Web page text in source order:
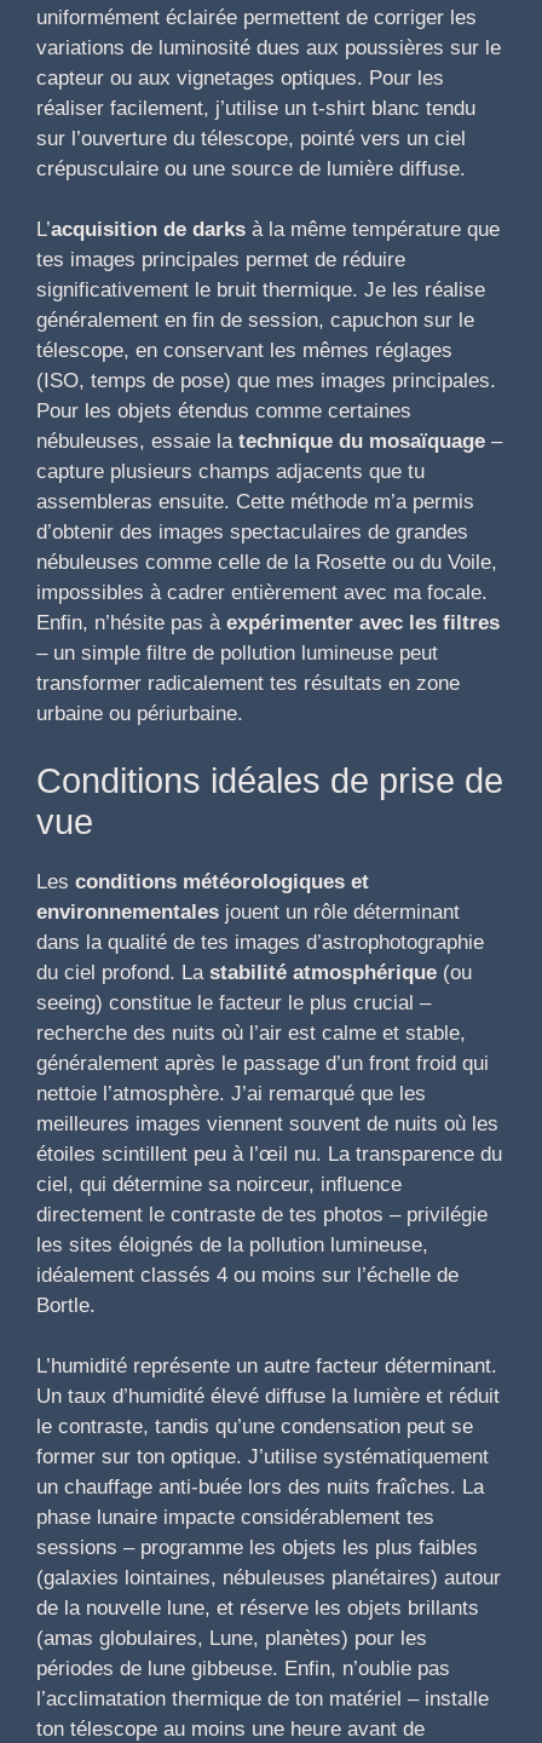
uniformément éclairée permettent de corriger les
variations de luminosité dues aux poussières sur le
capteur ou aux vignetages optiques. Pour les
réaliser facilement, j’utilise un t-shirt blanc tendu
sur l’ouverture du télescope, pointé vers un ciel
crépusculaire ou une source de lumière diffuse.
L’acquisition de darks à la même température que
tes images principales permet de réduire
significativement le bruit thermique. Je les réalise
généralement en fin de session, capuchon sur le
télescope, en conservant les mêmes réglages
(ISO, temps de pose) que mes images principales.
Pour les objets étendus comme certaines
nébuleuses, essaie la technique du mosaïquage –
capture plusieurs champs adjacents que tu
assembleras ensuite. Cette méthode m’a permis
d’obtenir des images spectaculaires de grandes
nébuleuses comme celle de la Rosette ou du Voile,
impossibles à cadrer entièrement avec ma focale.
Enfin, n’hésite pas à expérimenter avec les filtres
– un simple filtre de pollution lumineuse peut
transformer radicalement tes résultats en zone
urbaine ou périurbaine.
Conditions idéales de prise de
vue
Les conditions météorologiques et
environnementales jouent un rôle déterminant
dans la qualité de tes images d’astrophotographie
du ciel profond. La stabilité atmosphérique (ou
seeing) constitue le facteur le plus crucial –
recherche des nuits où l’air est calme et stable,
généralement après le passage d’un front froid qui
nettoie l’atmosphère. J’ai remarqué que les
meilleures images viennent souvent de nuits où les
étoiles scintillent peu à l’œil nu. La transparence du
ciel, qui détermine sa noirceur, influence
directement le contraste de tes photos – privilégie
les sites éloignés de la pollution lumineuse,
idéalement classés 4 ou moins sur l’échelle de
Bortle.
L’humidité représente un autre facteur déterminant.
Un taux d’humidité élevé diffuse la lumière et réduit
le contraste, tandis qu’une condensation peut se
former sur ton optique. J’utilise systématiquement
un chauffage anti-buée lors des nuits fraîches. La
phase lunaire impacte considérablement tes
sessions – programme les objets les plus faibles
(galaxies lointaines, nébuleuses planétaires) autour
de la nouvelle lune, et réserve les objets brillants
(amas globulaires, Lune, planètes) pour les
périodes de lune gibbeuse. Enfin, n’oublie pas
l’acclimatation thermique de ton matériel – installe
ton télescope au moins une heure avant de